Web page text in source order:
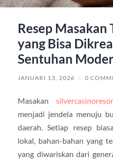
Resep Masakan
yang Bisa
Sentuhan
JANUARI 13, 2026 / 0
Masakan
menjadi jendela menuju
daerah. Setiap resep
lokal, bahan-bahan yang
yang diwariskan dari